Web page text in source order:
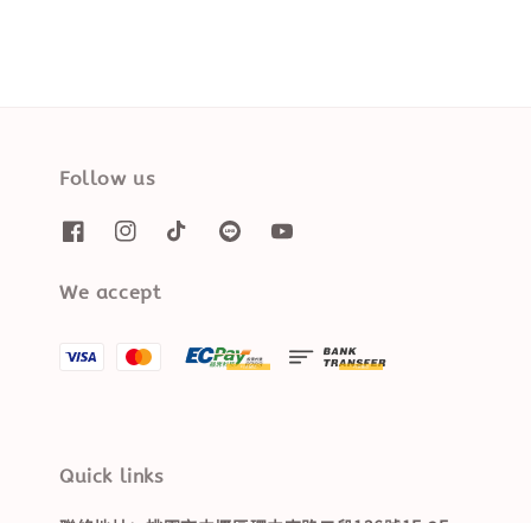
Follow us
We accept
Quick links